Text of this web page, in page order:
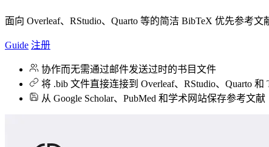
面向 Overleaf、RStudio、Quarto 等的简洁 BibTeX 优先参考文
Guide 注册
协作而无需通过邮件发送过时的书目文件
将 .bib 文件直接连接到 Overleaf、RStudio、Quarto 和
从 Google Scholar、PubMed 和学术网站保存参考文献